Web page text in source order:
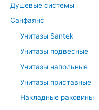
Душевые системы
Санфаянс
Унитазы Santek
Унитазы подвесные
Унитазы напольные
Унитазы приставные
Накладные раковины